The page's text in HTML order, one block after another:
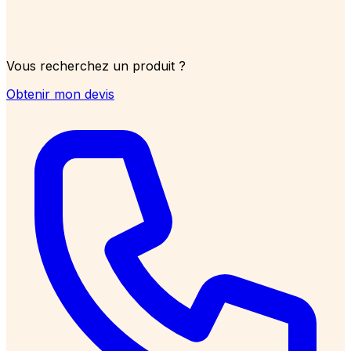
Vous recherchez un produit ?
Obtenir mon devis